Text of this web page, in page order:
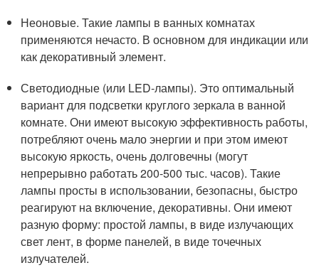
Неоновые. Такие лампы в ванных комнатах
применяются нечасто. В основном для индикации или
как декоративный элемент.
Светодиодные (или LED-лампы). Это оптимальный
вариант для подсветки круглого зеркала в ванной
комнате. Они имеют высокую эффективность работы,
потребляют очень мало энергии и при этом имеют
высокую яркость, очень долговечны (могут
непрерывно работать 200-500 тыс. часов). Такие
лампы просты в использовании, безопасны, быстро
реагируют на включение, декоративны. Они имеют
разную форму: простой лампы, в виде излучающих
свет лент, в форме панелей, в виде точечных
излучателей.